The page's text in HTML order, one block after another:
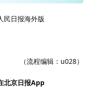
民日报海外版
（流程编辑：u028）
北京日报App